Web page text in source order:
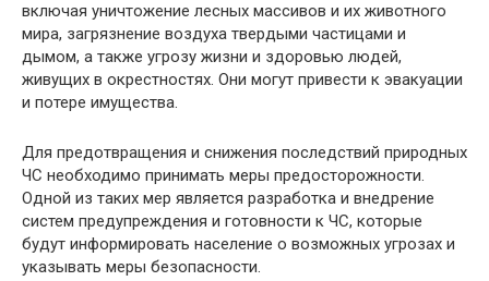
включая уничтожение лесных массивов и их животного
мира, загрязнение воздуха твердыми частицами и
дымом, а также угрозу жизни и здоровью людей,
живущих в окрестностях. Они могут привести к эвакуации
и потере имущества.
Для предотвращения и снижения последствий природных
ЧС необходимо принимать меры предосторожности.
Одной из таких мер является разработка и внедрение
систем предупреждения и готовности к ЧС, которые
будут информировать население о возможных угрозах и
указывать меры безопасности.